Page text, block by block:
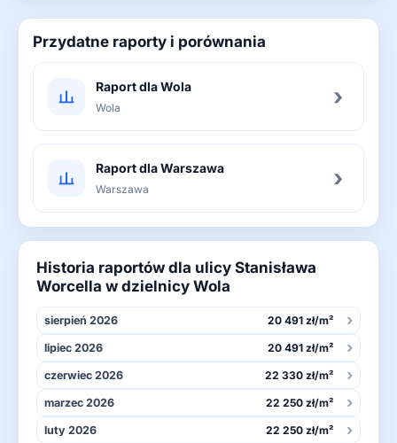
Przydatne raporty i porównania
Raport dla Wola
Wola ›
Raport dla Warszawa
Warszawa ›
Historia raportów dla ulicy Stanisława
Worcella w dzielnicy Wola
sierpień 2026 20 491 zł/m² ›
lipiec 2026 20 491 zł/m² ›
czerwiec 2026 22 330 zł/m² ›
marzec 2026 22 250 zł/m² ›
luty 2026 22 250 zł/m² ›